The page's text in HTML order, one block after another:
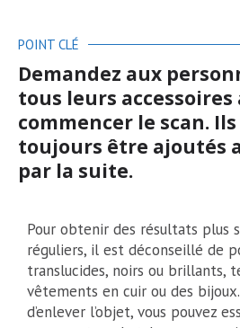
POINT CLÉ
Demandez aux
tous leurs accessoires
commencer le scan.
toujours être ajoutés
par la suite.
Pour obtenir des résultats plus
réguliers, il est déconseillé de
translucides, noirs ou brillants,
vêtements en cuir ou des
d’enlever l’objet, vous pouvez